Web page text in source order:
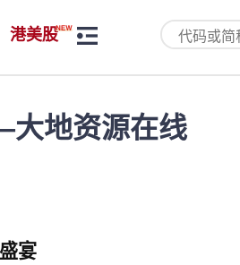
港美股
地资源在线
宴